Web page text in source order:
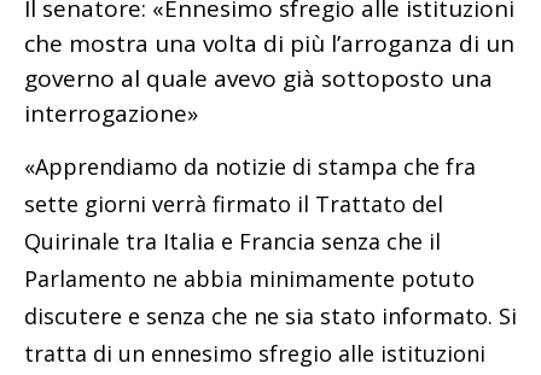
Il senatore: «Ennesimo sfregio alle istituzioni
che mostra una volta di più l’arroganza di un
governo al quale avevo già sottoposto una
interrogazione»
«Apprendiamo da notizie di stampa che fra
sette giorni verrà firmato il Trattato del
Quirinale tra Italia e Francia senza che il
Parlamento ne abbia minimamente potuto
discutere e senza che ne sia stato informato. Si
tratta di un ennesimo sfregio alle istituzioni